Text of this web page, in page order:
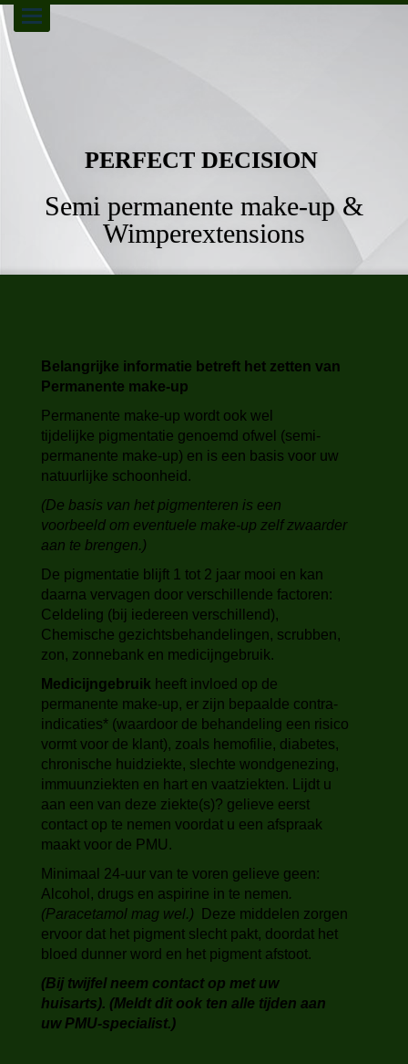
Toggle
navigation
PERFECT DECISION
Semi permanente make-up &
Wimperextensions
Belangrijke informatie betreft het zetten van
Permanente make-up
Permanente make-up wordt ook wel
tijdelijke pigmentatie genoemd ofwel (semi-
permanente make-up) en is een basis voor uw
natuurlijke schoonheid.
(De basis van het pigmenteren is een
voorbeeld om eventuele make-up zelf zwaarder
aan te brengen.)
De pigmentatie blijft 1 tot 2 jaar mooi en kan
daarna vervagen door verschillende factoren:
Celdeling (bij iedereen verschillend),
Chemische gezichtsbehandelingen, scrubben,
zon, zonnebank en medicijngebruik.
Medicijngebruik heeft invloed op de
permanente make-up, er zijn bepaalde contra-
indicaties* (waardoor de behandeling een risico
vormt voor de klant), zoals hemofilie, diabetes,
chronische huidziekte, slechte wondgenezing,
immuunziekten en hart en vaatziekten. Lijdt u
aan een van deze ziekte(s)? gelieve eerst
contact op te nemen voordat u een afspraak
maakt voor de PMU.
Minimaal 24-uur van te voren gelieve geen:
Alcohol, drugs en aspirine in te nemen.
(Paracetamol mag wel.) Deze middelen zorgen
ervoor dat het pigment slecht pakt, doordat het
bloed dunner word en het pigment afstoot.
(Bij twijfel neem contact op met uw
huisarts). (Meldt dit ook ten alle tijden aan
uw PMU-specialist.)